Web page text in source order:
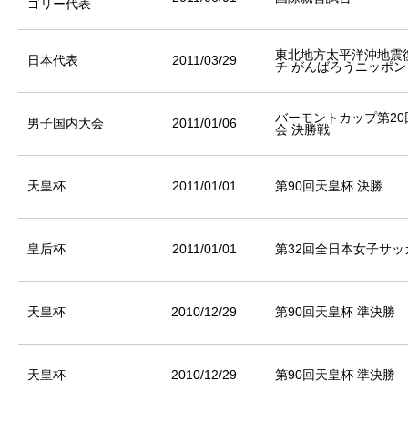
ゴリー代表
日本代表 2011/03/29
東北地方太平洋沖地震
チ がんばろうニッポ
男子国内大会 2011/01/06
バーモントカップ第
会 決勝戦
天皇杯 2011/01/01 第90回天皇杯 決勝
皇后杯 2011/01/01 第32回全日本女子サ
天皇杯 2010/12/29 第90回天皇杯 準決勝
天皇杯 2010/12/29 第90回天皇杯 準決勝